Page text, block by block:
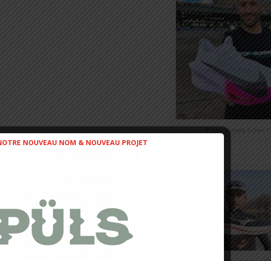
Nike Alphafly 3 chez
NOUVEAU NOM & NOUVEAU PROJET